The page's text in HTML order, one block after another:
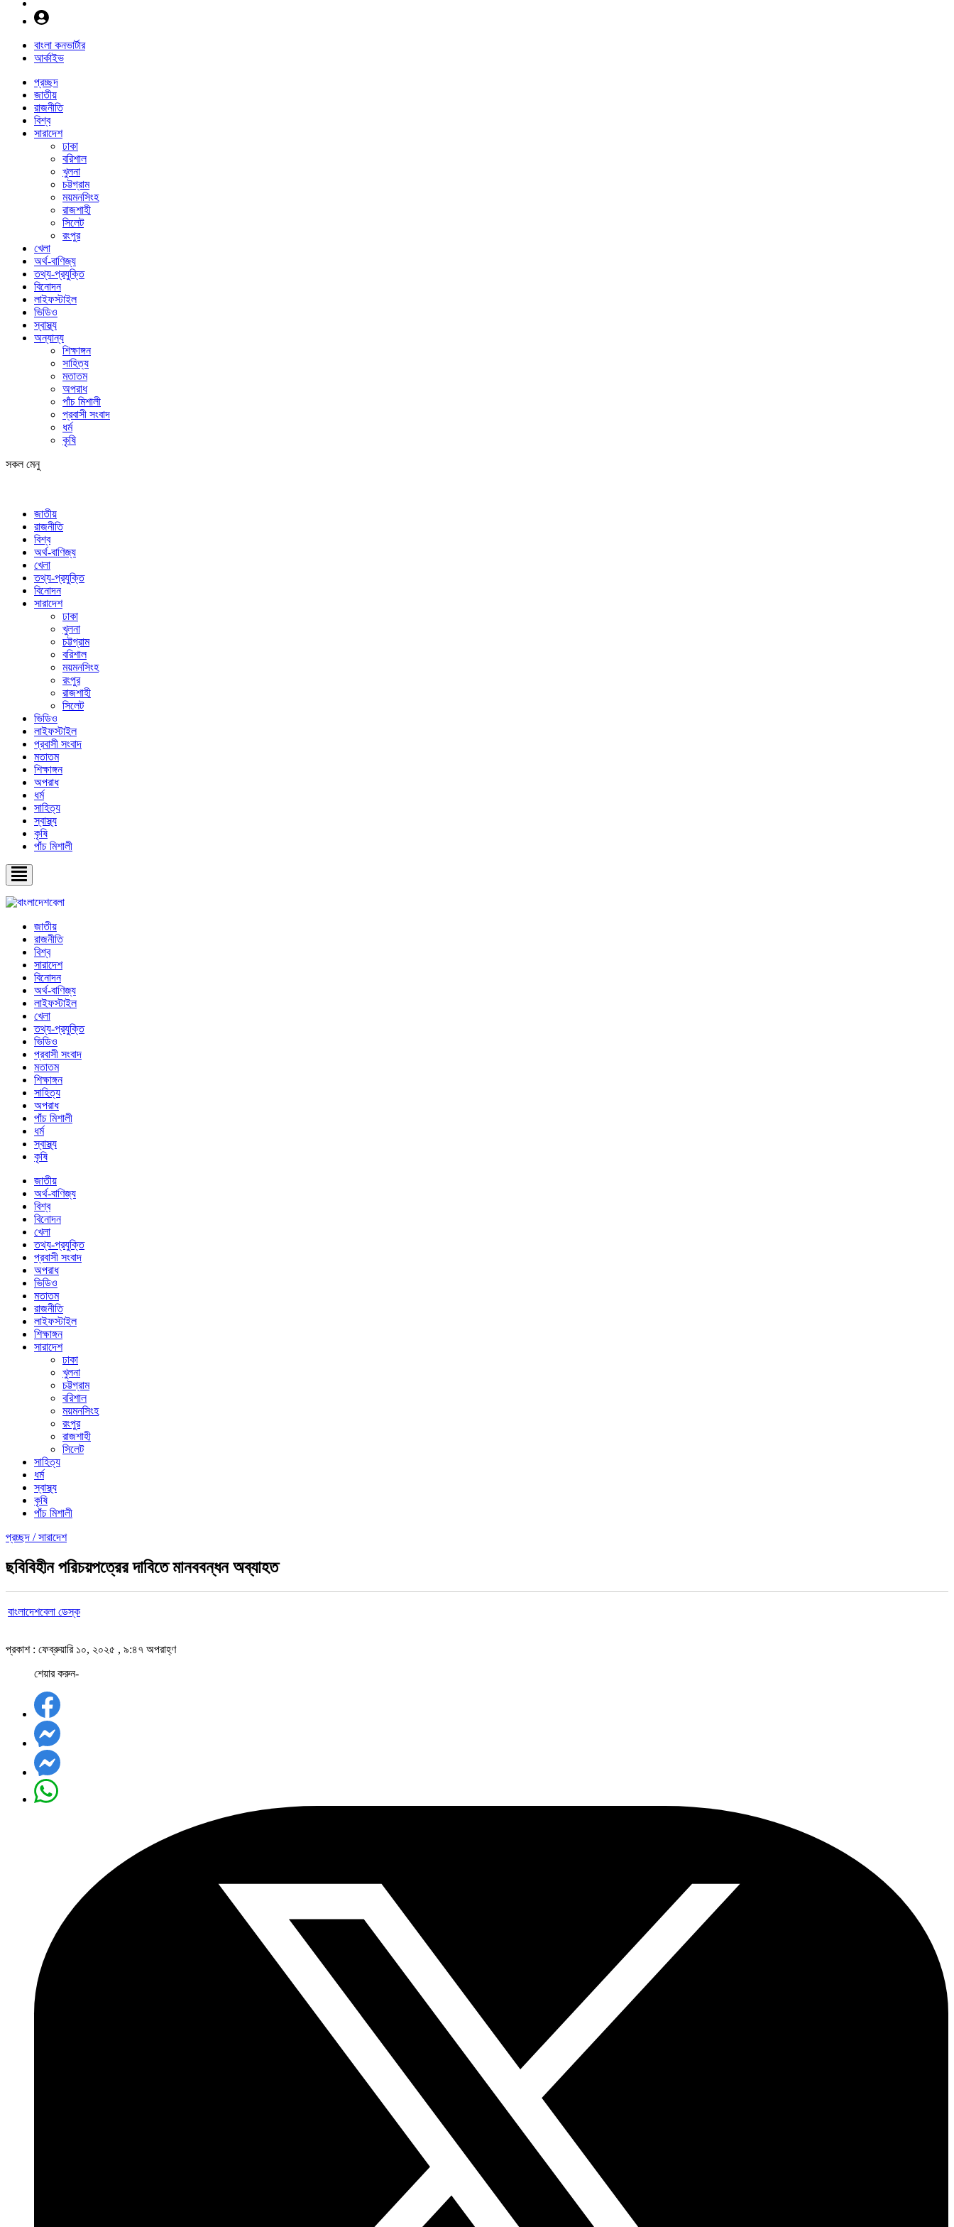
বাংলা কনভার্টার
আর্কাইভ
প্রচ্ছদ
জাতীয়
রাজনীতি
বিশ্ব
সারাদেশ
ঢাকা
বরিশাল
খুলনা
চট্টগ্রাম
ময়মনসিংহ
রাজশাহী
সিলেট
রংপুর
খেলা
অর্থ-বাণিজ্য
তথ্য-প্রযুক্তি
বিনোদন
লাইফস্টাইল
ভিডিও
স্বাস্থ্য
অন্যান্য
শিক্ষাঙ্গন
সাহিত্য
মতাতম
অপরাধ
পাঁচ মিশালী
প্রবাসী সংবাদ
ধর্ম
কৃষি
সকল মেনু
জাতীয়
রাজনীতি
বিশ্ব
অর্থ-বাণিজ্য
খেলা
তথ্য-প্রযুক্তি
বিনোদন
সারাদেশ
ঢাকা
খুলনা
চট্টগ্রাম
বরিশাল
ময়মনসিংহ
রংপুর
রাজশাহী
সিলেট
ভিডিও
লাইফস্টাইল
প্রবাসী সংবাদ
মতাতম
শিক্ষাঙ্গন
অপরাধ
ধর্ম
সাহিত্য
স্বাস্থ্য
কৃষি
পাঁচ মিশালী
জাতীয়
রাজনীতি
বিশ্ব
সারাদেশ
বিনোদন
অর্থ-বাণিজ্য
লাইফস্টাইল
খেলা
তথ্য-প্রযুক্তি
ভিডিও
প্রবাসী সংবাদ
মতাতম
শিক্ষাঙ্গন
সাহিত্য
অপরাধ
পাঁচ মিশালী
ধর্ম
স্বাস্থ্য
কৃষি
জাতীয়
অর্থ-বাণিজ্য
বিশ্ব
বিনোদন
খেলা
তথ্য-প্রযুক্তি
প্রবাসী সংবাদ
অপরাধ
ভিডিও
মতাতম
রাজনীতি
লাইফস্টাইল
শিক্ষাঙ্গন
সারাদেশ
ঢাকা
খুলনা
চট্টগ্রাম
বরিশাল
ময়মনসিংহ
রংপুর
রাজশাহী
সিলেট
সাহিত্য
ধর্ম
স্বাস্থ্য
কৃষি
পাঁচ মিশালী
প্রচ্ছদ /সারাদেশ
ছবিবিহীন পরিচয়পত্রের দাবিতে মানববন্ধন অব্যাহত
বাংলাদেশবেলা ডেস্ক
প্রকাশ : ফেব্রুয়ারি ১০, ২০২৫ , ৯:৪৭ অপরাহ্ণ
শেয়ার করুন-